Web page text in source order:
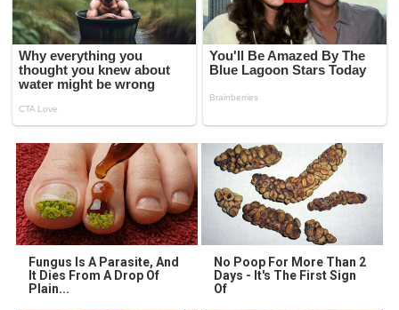
Fungus Is A Parasite, And
It Dies From A Drop Of
Plain...
No Poop For More Than 2
Days - It's The First Sign
Of